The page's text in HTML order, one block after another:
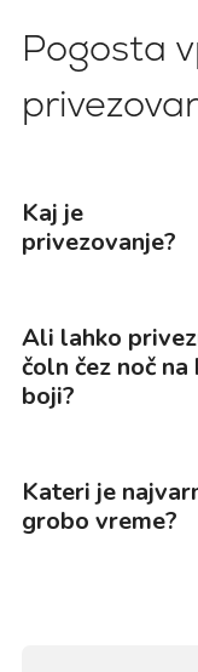
Pogosta
Kaj je
privezovanje?
Ali lahko
čoln čez noč
boji?
Kateri je
grobo vreme?